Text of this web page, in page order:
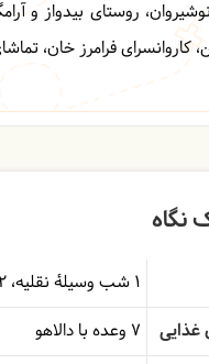
انوشیروان، روستای بیدواز
کاروانسرای فرامرز خان،
نگاه
1 شب وسیلۀ نقلیه
2 شب
غذایی
7 وعده با دالاهو